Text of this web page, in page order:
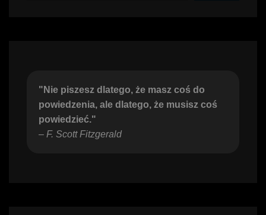
"Nie piszesz dlatego, że masz coś do
powiedzenia, ale dlatego, że musisz coś
powiedzieć."
– F. Scott Fitzgerald